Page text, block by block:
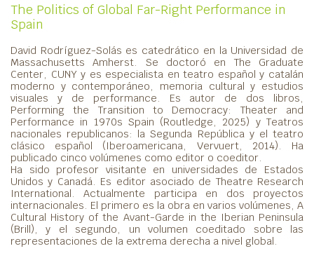
The Politics of Global Far-Right Performance in
Spain
David Rodríguez-Solás es catedrático en la Universidad de
Massachusetts Amherst. Se doctoró en The Graduate
Center, CUNY y es especialista en teatro español y catalán
moderno y contemporáneo, memoria cultural y estudios
visuales y de performance. Es autor de dos libros,
Performing the Transition to Democracy: Theater and
Performance in 1970s Spain (Routledge, 2025) y Teatros
nacionales republicanos: la Segunda República y el teatro
clásico español (Iberoamericana, Vervuert, 2014). Ha
publicado cinco volúmenes como editor o coeditor.
Ha sido profesor visitante en universidades de Estados
Unidos y Canadá. Es editor asociado de Theatre Research
International. Actualmente participa en dos proyectos
internacionales. El primero es la obra en varios volúmenes, A
Cultural History of the Avant-Garde in the Iberian Peninsula
(Brill), y el segundo, un volumen coeditado sobre las
representaciones de la extrema derecha a nivel global.